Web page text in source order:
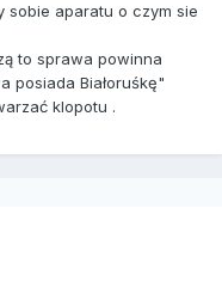
sobie aparatu o czym sie
to sprawa powinna
posiada Białoruśkę"
klopotu .